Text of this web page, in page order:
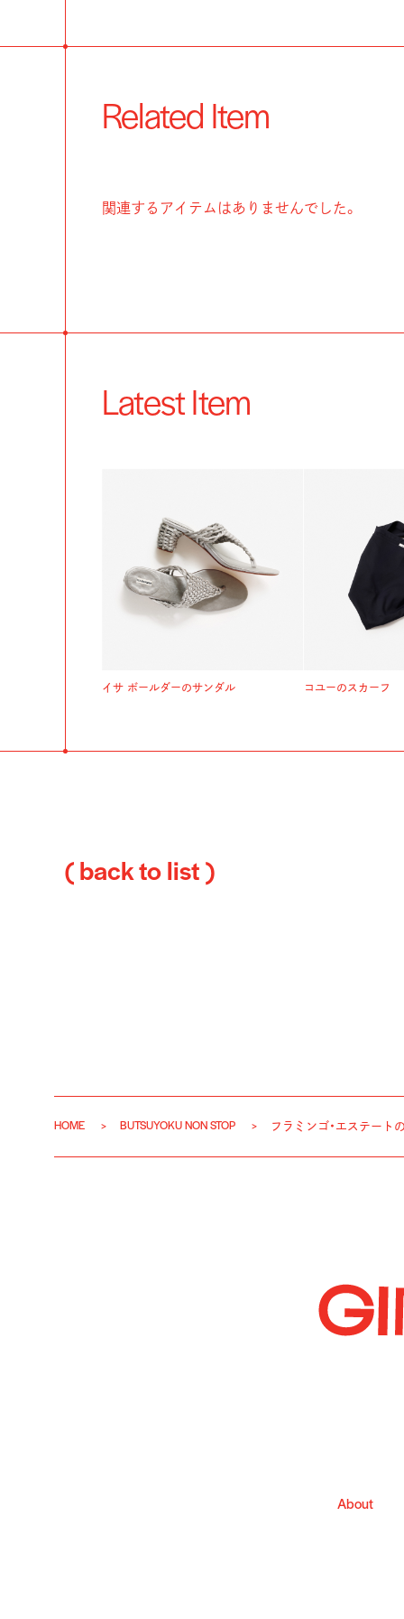
Related Item
関連するアイテムはありませんでした。
Latest Item
イサ ボールダーのサンダル コユーのスカーフ
( back to list )
HOME BUTSUYOKU NON STOP フラミンゴ・エステート
About